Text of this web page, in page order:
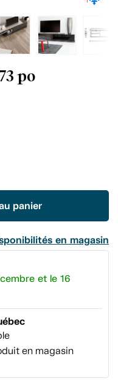
po
panier
en magasin
et le 16
en magasin